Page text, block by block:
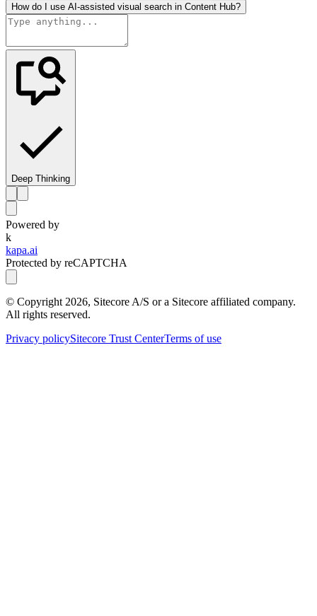
How do I use AI-assisted visual search in Content Hub?
Deep Thinking
Powered by
k
kapa.ai
Protected by reCAPTCHA
© Copyright 2026, Sitecore A/S or a Sitecore affiliated company.
All rights reserved.
Privacy policySitecore Trust CenterTerms of use